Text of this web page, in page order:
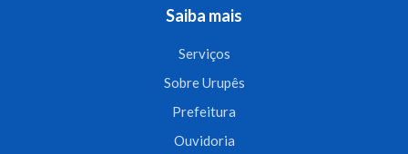
Saiba mais
Serviços
Sobre Urupês
Prefeitura
Ouvidoria